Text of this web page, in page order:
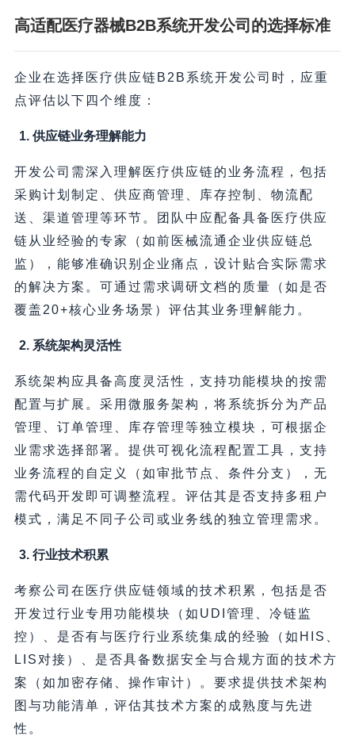
高适配医疗器械B2B系统开发公司的选择标准
企业在选择医疗供应链B2B系统开发公司时，应重
点评估以下四个维度：
1. 供应链业务理解能力
开发公司需深入理解医疗供应链的业务流程，包括
采购计划制定、供应商管理、库存控制、物流配
送、渠道管理等环节。团队中应配备具备医疗供应
链从业经验的专家（如前医械流通企业供应链总
监），能够准确识别企业痛点，设计贴合实际需求
的解决方案。可通过需求调研文档的质量（如是否
覆盖20+核心业务场景）评估其业务理解能力。
2. 系统架构灵活性
系统架构应具备高度灵活性，支持功能模块的按需
配置与扩展。采用微服务架构，将系统拆分为产品
管理、订单管理、库存管理等独立模块，可根据企
业需求选择部署。提供可视化流程配置工具，支持
业务流程的自定义（如审批节点、条件分支），无
需代码开发即可调整流程。评估其是否支持多租户
模式，满足不同子公司或业务线的独立管理需求。
3. 行业技术积累
考察公司在医疗供应链领域的技术积累，包括是否
开发过行业专用功能模块（如UDI管理、冷链监
控）、是否有与医疗行业系统集成的经验（如HIS、
LIS对接）、是否具备数据安全与合规方面的技术方
案（如加密存储、操作审计）。要求提供技术架构
图与功能清单，评估其技术方案的成熟度与先进
性。